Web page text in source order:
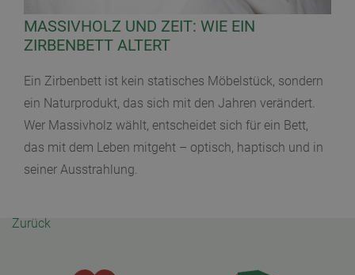
MASSIVHOLZ UND ZEIT: WIE EIN
ZIRBENBETT ALTERT
Ein Zirbenbett ist kein statisches Möbelstück, sondern
ein Naturprodukt, das sich mit den Jahren verändert.
Wer Massivholz wählt, entscheidet sich für ein Bett,
das mit dem Leben mitgeht – optisch, haptisch und in
seiner Ausstrahlung.
Zurück